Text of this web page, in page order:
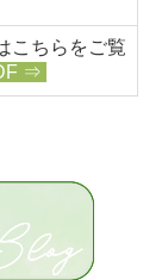
こちらをご覧
⇒